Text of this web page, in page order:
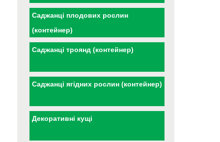
Саджанці плодових рослин
(контейнер)
Саджанці троянд (контейнер)
Саджанці ягідних рослин (контейнер)
Декоративні кущі